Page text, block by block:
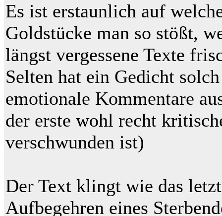
Es ist erstaunlich auf
Goldstücke man so stößt,
längst vergessene Texte
Selten hat ein Gedicht
emotionale Kommentare
der erste wohl recht
verschwunden ist)
Der Text klingt wie das
Aufbegehren eines